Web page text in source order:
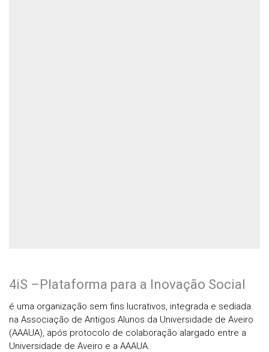
4iS –Plataforma para a Inovação Social
é uma organização sem fins lucrativos, integrada e sediada
na Associação de Antigos Alunos da Universidade de Aveiro
(AAAUA), após protocolo de colaboração alargado entre a
Universidade de Aveiro e a AAAUA.